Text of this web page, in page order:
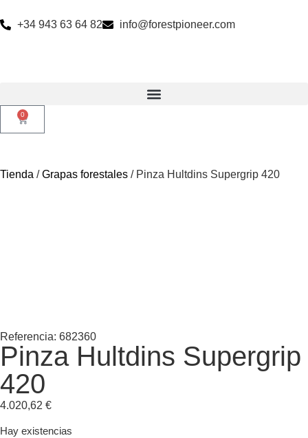
+34 943 63 64 82 info@forestpioneer.com
0
Tienda /Grapas forestales / Pinza Hultdins Supergrip 420
Referencia: 682360
Pinza Hultdins Supergrip
420
4.020,62 €
Hay existencias